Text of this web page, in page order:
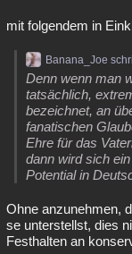
mit folgendem in
Banana_Joe
Denn wenn man
tatsächlich,
bezeichnet, an
fanatischen
Ehre für das
dann wird sich
Potential in
Ohne anzunehmen,
se unterstellst, dies
Festhalten an